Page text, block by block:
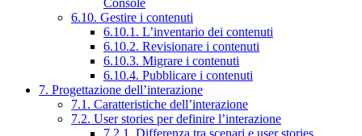
Console
6.10. Gestire i contenuti
6.10.1. L’inventario dei contenuti
6.10.2. Revisionare i contenuti
6.10.3. Migrare i contenuti
6.10.4. Pubblicare i contenuti
7. Progettazione dell’interazione
7.1. Caratteristiche dell’interazione
7.2. User stories per definire l’interazione
7.2.1. Differenza tra scenari e user stories